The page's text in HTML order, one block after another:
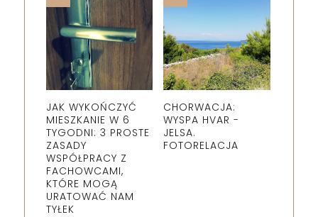
JAK WYKOŃCZYĆ
MIESZKANIE W 6
TYGODNI: 3 PROSTE
ZASADY
WSPÓŁPRACY Z
FACHOWCAMI,
KTÓRE MOGĄ
URATOWAĆ NAM
TYŁEK
CHORWACJA:
WYSPA HVAR -
JELSA.
FOTORELACJA